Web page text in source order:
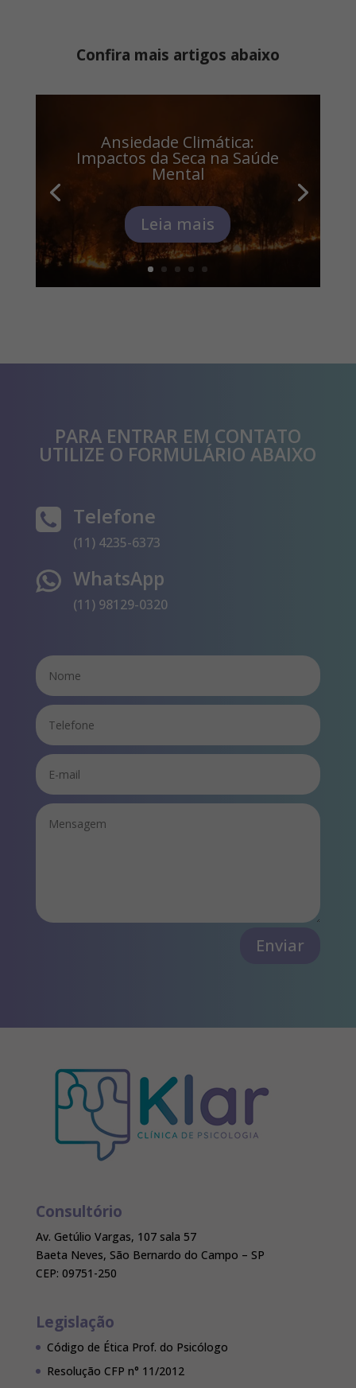
Confira mais artigos abaixo
Ansiedade Climática:
Impactos da Seca na Saúde
Mental
Leia mais
PARA ENTRAR EM CONTATO
UTILIZE O FORMULÁRIO ABAIXO
Telefone
(11) 4235-6373
WhatsApp
(11) 98129-0320
Enviar
Consultório
Av. Getúlio Vargas, 107 sala 57
Baeta Neves, São Bernardo do Campo – SP
CEP: 09751-250
Legislação
Código de Ética Prof. do Psicólogo
Resolução CFP n° 11/2012